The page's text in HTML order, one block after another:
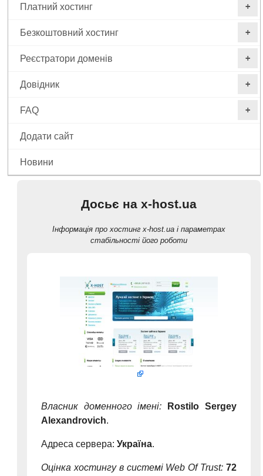
+
Платний хостинг
+
Безкоштовний хостинг
+
Реєстратори доменів
+
Довідник
+
FAQ
Додати сайт
Новини
Досьє на x-host.ua
Інформація про хостинг x-host.ua і параметрах
стабільності його роботи
Власник доменного імені:
Rostilo Sergey
Alexandrovich.
Адреса сервера: Україна.
Оцінка хостингу в системі Web Of Trust: 72